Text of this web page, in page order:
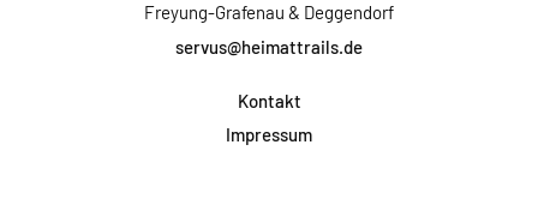
Freyung-Grafenau & Deggendorf
servus@heimattrails.de
Kontakt
Impressum